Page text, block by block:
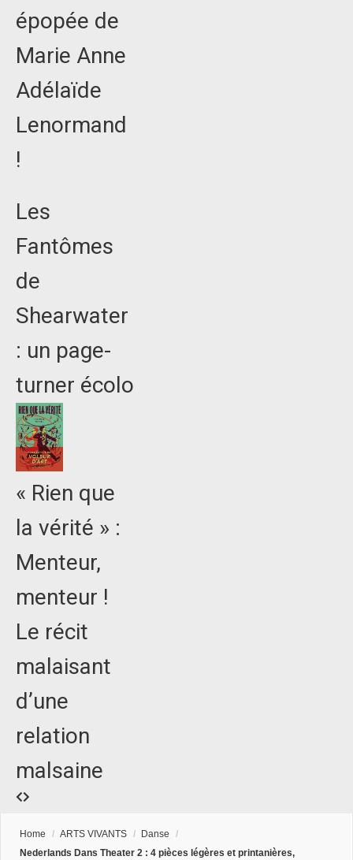
épopée de
Marie Anne
Adélaïde
Lenormand
!
Les
Fantômes
de
Shearwater
: un page-
turner écolo
« Rien que
la vérité » :
Menteur,
menteur !
Le récit
malaisant
d’une
relation
malsaine
Home / ARTS VIVANTS / Danse
/
Nederlands Dans Theater 2 : 4 pièces légères et printanières,